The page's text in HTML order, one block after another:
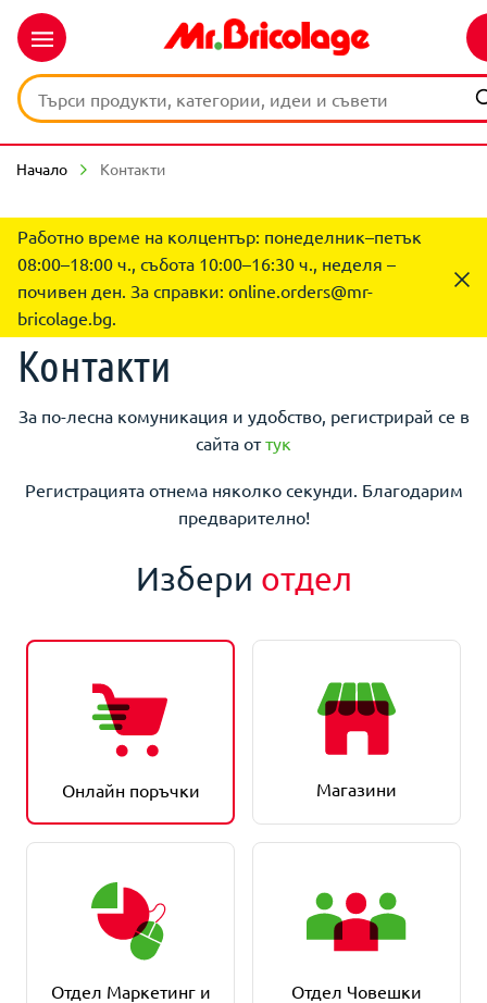
Начало Контакти
Работно време на колцентър: понеделник–петък
08:00–18:00 ч., събота 10:00–16:30 ч., неделя –
почивен ден. За справки: online.orders@mr-
bricolage.bg.
Контакти
За по-лесна комуникация и удобство, регистрирай се в
сайта оттук
Регистрацията отнема няколко секунди. Благодарим
предварително!
Избери отдел
Онлайн поръчки Магазини
Отдел Маркетинг и
Отдел Човешки